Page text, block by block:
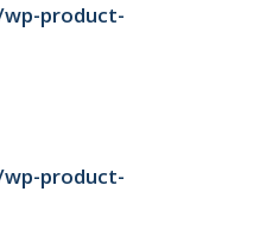
product-
product-